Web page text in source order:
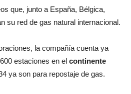
que, junto a España, Bélgica,
su red de gas natural internacional.
la compañía cuenta ya
estaciones en el continente
ya son para repostaje de gas.